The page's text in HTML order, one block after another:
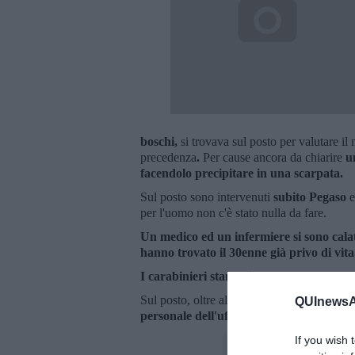
If you wish
boschi, si trovava sul posto per valutare
precedenza. Per cause ancora da chiarire
facendolo precipitare in una scarpata.
Sul posto sono intervenuti subito Pegaso
per l'uomo non c'è stato nulla da fare.
Un medico ed un infermiere si sono
hanno trovato il 30enne già privo di
I carabinieri stanno indagandosu
Sul posto, oltre all'elisoccorso, anche
personale dell'ufficio prevenzione